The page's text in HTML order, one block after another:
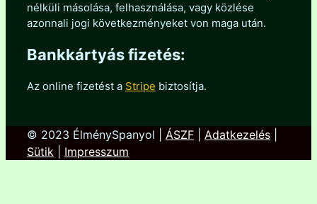
nélküli másolása, felhasználása, vagy közlése
azonnali jogi következményeket von maga után.
Bankkártyás fizetés:
Az online fizetést a Stripe biztosítja.
© 2023 ÉlménySpanyol | ÁSZF Adatkezelés
Sütik
Impresszum